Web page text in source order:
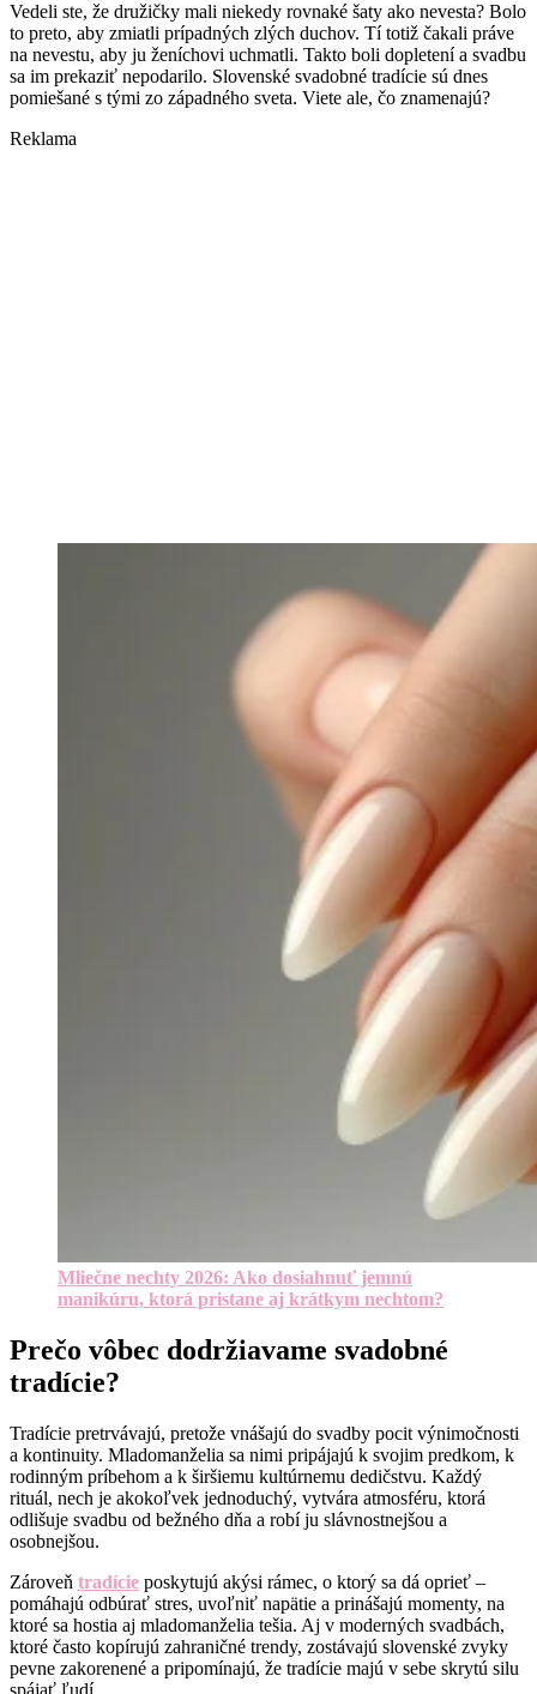
Vedeli ste, že družičky mali niekedy rovnaké šaty ako nevesta? Bolo
to preto, aby zmiatli prípadných zlých duchov. Tí totiž čakali práve
na nevestu, aby ju ženíchovi uchmatli. Takto boli dopletení a svadbu
sa im prekaziť nepodarilo. Slovenské svadobné tradície sú dnes
pomiešané s tými zo západného sveta. Viete ale, čo znamenajú?
Reklama
Mliečne nechty 2026: Ako dosiahnuť jemnú
manikúru, ktorá pristane aj krátkym nechtom?
Prečo vôbec dodržiavame svadobné
tradície?
Tradície pretrvávajú, pretože vnášajú do svadby pocit výnimočnosti
a kontinuity. Mladomanželia sa nimi pripájajú k svojim predkom, k
rodinným príbehom a k širšiemu kultúrnemu dedičstvu. Každý
rituál, nech je akokoľvek jednoduchý, vytvára atmosféru, ktorá
odlišuje svadbu od bežného dňa a robí ju slávnostnejšou a
osobnejšou.
Zároveň tradície poskytujú akýsi rámec, o ktorý sa dá oprieť –
pomáhajú odbúrať stres, uvoľniť napätie a prinášajú momenty, na
ktoré sa hostia aj mladomanželia tešia. Aj v moderných svadbách,
ktoré často kopírujú zahraničné trendy, zostávajú slovenské zvyky
pevne zakorenené a pripomínajú, že tradície majú v sebe skrytú silu